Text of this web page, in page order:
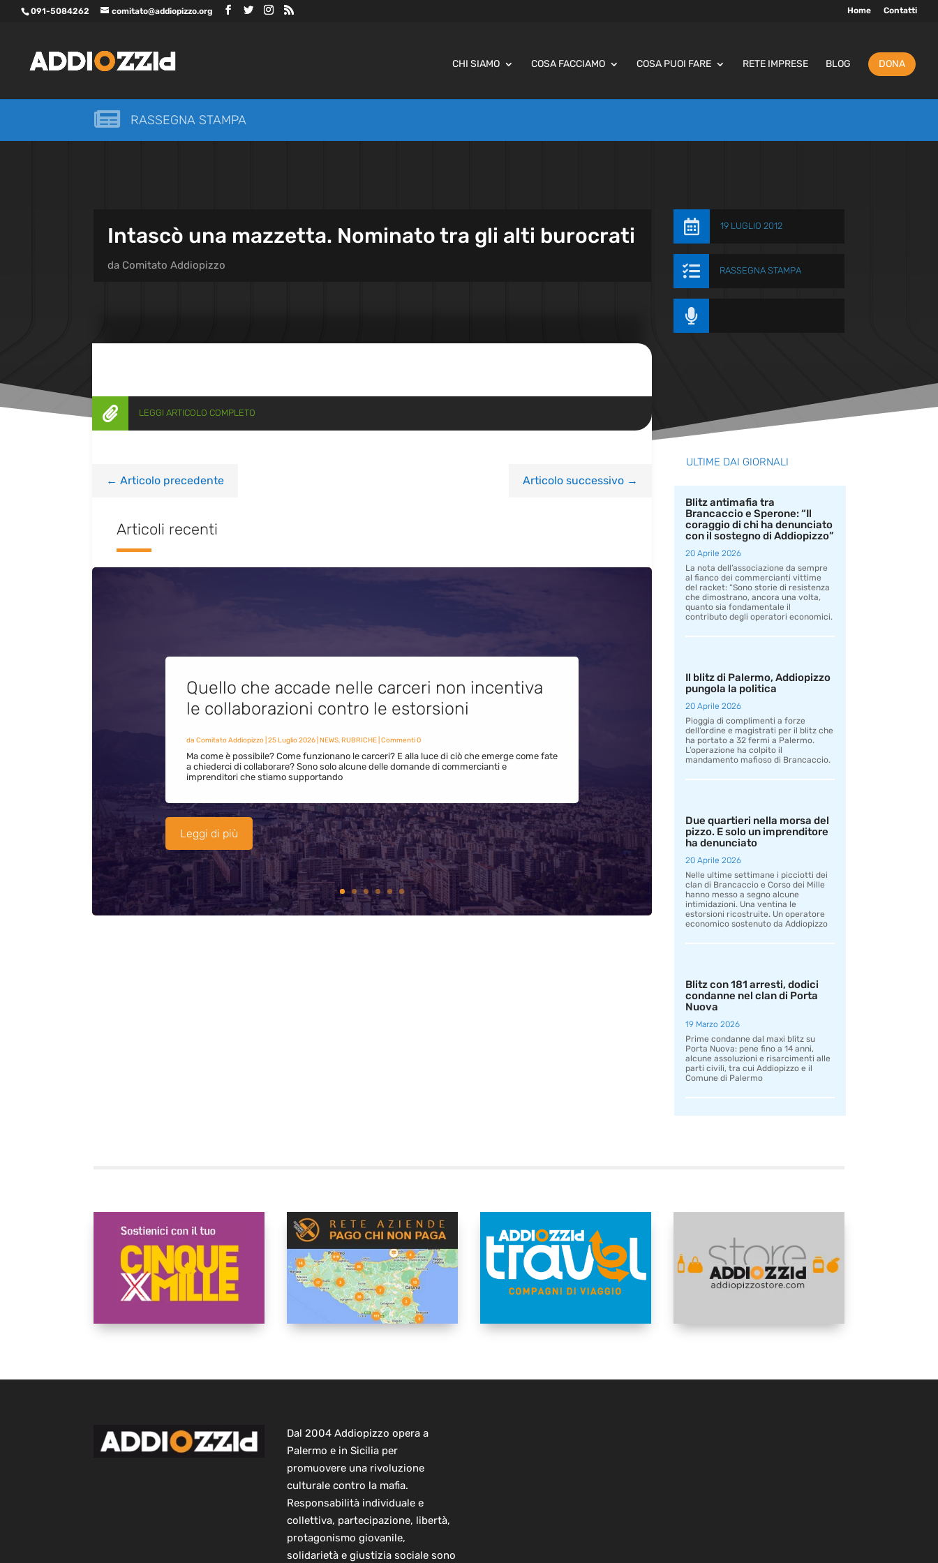
091-5084262 comitato@addiopizzo.org Home Contatti
CHI SIAMO COSA FACCIAMO COSA PUOI FARE RETE IMPRESE BLOG DONA
 RASSEGNA STAMPA
Intascò una mazzetta. Nominato tra gli alti burocrati
da Comitato Addiopizzo
 19 LUGLIO 2012
 RASSEGNA STAMPA

 LEGGI ARTICOLO COMPLETO
← Articolo precedente Articolo successivo→
Articoli recenti
Quello che accade nelle carceri non incentiva
le collaborazioni contro le estorsioni
da Comitato Addiopizzo| 25 Luglio 2026| NEWS,RUBRICHE| Commenti 0
Ma come è possibile? Come funzionano le carceri? E alla luce di ciò che emerge come fate
a chiederci di collaborare? Sono solo alcune delle domande di commercianti e
imprenditori che stiamo supportando
Leggi di più
ULTIME DAI GIORNALI
Blitz antimafia tra
Brancaccio e Sperone: “Il
coraggio di chi ha denunciato
con il sostegno di Addiopizzo”
20 Aprile 2026
La nota dell’associazione da sempre
al fianco dei commercianti vittime
del racket: “Sono storie di resistenza
che dimostrano, ancora una volta,
quanto sia fondamentale il
contributo degli operatori economici.
Il blitz di Palermo, Addiopizzo
pungola la politica
20 Aprile 2026
Pioggia di complimenti a forze
dell’ordine e magistrati per il blitz che
ha portato a 32 fermi a Palermo.
L’operazione ha colpito il
mandamento mafioso di Brancaccio.
Due quartieri nella morsa del
pizzo. E solo un imprenditore
ha denunciato
20 Aprile 2026
Nelle ultime settimane i picciotti dei
clan di Brancaccio e Corso dei Mille
hanno messo a segno alcune
intimidazioni. Una ventina le
estorsioni ricostruite. Un operatore
economico sostenuto da Addiopizzo
Blitz con 181 arresti, dodici
condanne nel clan di Porta
Nuova
19 Marzo 2026
Prime condanne dal maxi blitz su
Porta Nuova: pene fino a 14 anni,
alcune assoluzioni e risarcimenti alle
parti civili, tra cui Addiopizzo e il
Comune di Palermo
Dal 2004 Addiopizzo opera a
Palermo e in Sicilia per
promuovere una rivoluzione
culturale contro la mafia.
Responsabilità individuale e
collettiva, partecipazione, libertà,
protagonismo giovanile,
solidarietà e giustizia sociale sono